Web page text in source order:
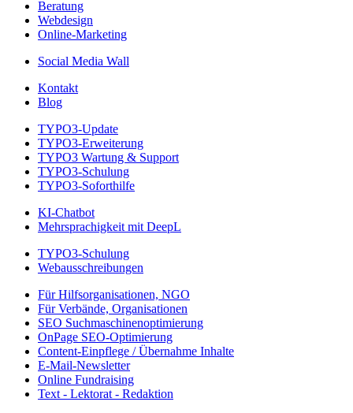
Beratung
Webdesign
Online-Marketing
Social Media Wall
Kontakt
Blog
TYPO3-Update
TYPO3-Erweiterung
TYPO3 Wartung & Support
TYPO3-Schulung
TYPO3-Soforthilfe
KI-Chatbot
Mehrsprachigkeit mit DeepL
TYPO3-Schulung
Webausschreibungen
Für Hilfsorganisationen, NGO
Für Verbände, Organisationen
SEO Suchmaschinenoptimierung
OnPage SEO-Optimierung
Content-Einpflege / Übernahme Inhalte
E-Mail-Newsletter
Online Fundraising
Text - Lektorat - Redaktion